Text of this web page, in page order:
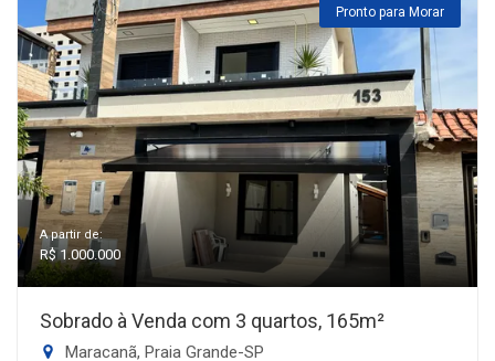
Pronto para Morar
A partir de:
R$ 1.000.000
Sobrado à Venda com 3 quartos, 165m²
Maracanã, Praia Grande-SP